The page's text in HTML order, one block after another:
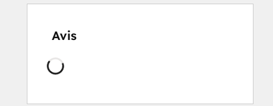
Avis
Chargement
en